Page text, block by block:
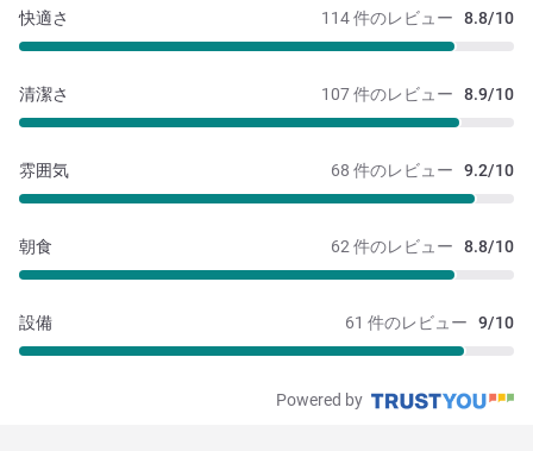
114 件のレビュー 8.8/10
快適さ
107 件のレビュー 8.9/10
清潔さ
68 件のレビュー 9.2/10
雰囲気
62 件のレビュー 8.8/10
朝食
61 件のレビュー 9/10
設備
Powered by